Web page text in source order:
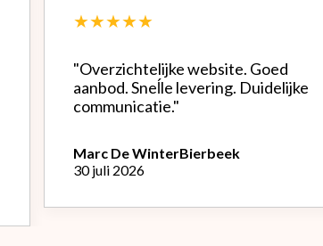
★★★★★
"Overzichtelijke website. Goed
aanbod. Sneĺle levering. Duidelijke
communicatie."
Marc De WinterBierbeek
30 juli 2026